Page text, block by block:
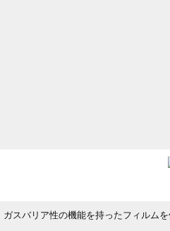
スバリア性の機能を持ったフィル